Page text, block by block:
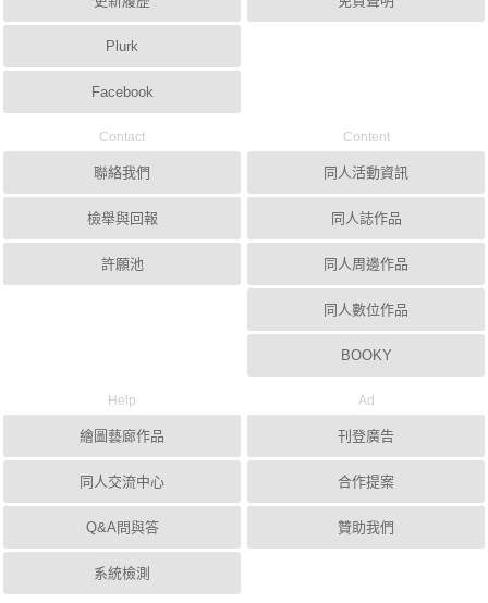
Plurk
Facebook
Contact
聯絡我們
檢舉與回報
許願池
Content
同人活動資訊
同人誌作品
同人周邊作品
同人數位作品
BOOKY
Help
繪圖藝廊作品
同人交流中心
Q&A問與答
系統檢測
Ad
刊登廣告
合作提案
贊助我們